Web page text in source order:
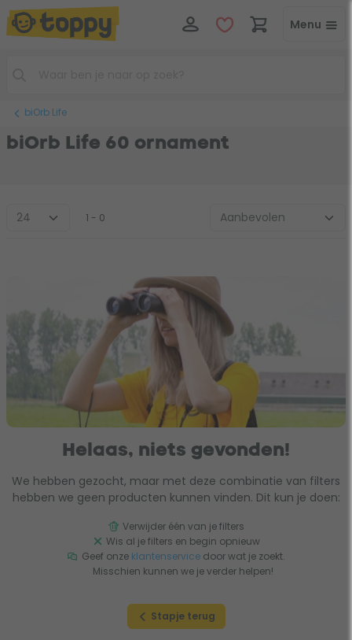
Menu
biOrb Life
biOrb Life 60 ornament
1 - 0
Helaas, niets gevonden!
We hebben gezocht, maar met deze combinatie van filters
hebben we geen producten kunnen vinden. Dit kun je doen:
Verwijder één van je filters
Wis al je filters en begin opnieuw
Geef onze klantenservicedoor wat je zoekt.
Misschien kunnen we je verder helpen!
Stapje terug